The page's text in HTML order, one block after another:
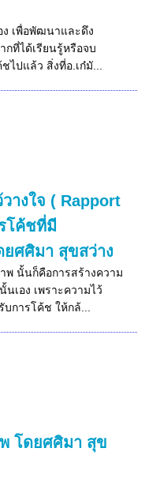
เพื่อพัฒนาและดึง
กที่ได้เรียนรู้หรือจบ
ไปแล้ว สิ่งที่อ.เก๋มั...
างใจ ( Rapport
โค้ชที่มี
ศศิมา สุขสว่าง
นั้นก็คือการสร้างความ
เอง เพราะความไว้
บการโค้ช ให้กล้...
โดยศศิมา สุข